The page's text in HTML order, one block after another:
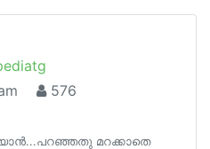
576
മറക്കാതെ